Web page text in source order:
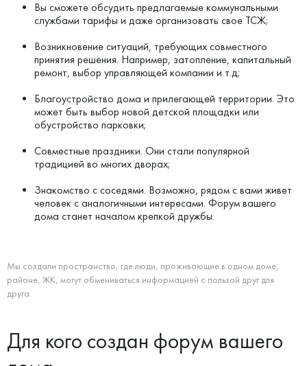
Вы сможете обсудить предлагаемые коммунальными
службами тарифы и даже организовать свое ТСЖ;
Возникновение ситуаций, требующих совместного
принятия решения. Например, затопление, капитальный
ремонт, выбор управляющей компании и т.д;
Благоустройство дома и прилегающей территории. Это
может быть выбор новой детской площадки или
обустройство парковки;
Совместные праздники. Они стали популярной
традицией во многих дворах;
Знакомство с соседями. Возможно, рядом с вами живет
человек с аналогичными интересами. Форум вашего
дома станет началом крепкой дружбы.
Мы создали пространство, где люди, проживающие в одном доме,
районе, ЖК, могут обмениваться информацией с пользой друг для
друга.
Для кого создан форум вашего